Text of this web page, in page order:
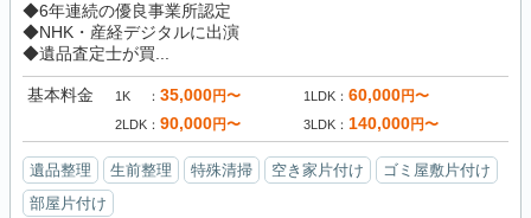
◆6年連続の優良事業所認定
◆NHK・産経デジタルに出演
◆遺品査定士が買...
基本料金 1K 35,000円〜 1LDK 60,000円〜
2LDK 90,000円〜 3LDK 140,000円〜
遺品整理 生前整理 特殊清掃 空き家片付け
ゴミ屋敷片付け
部屋片付け